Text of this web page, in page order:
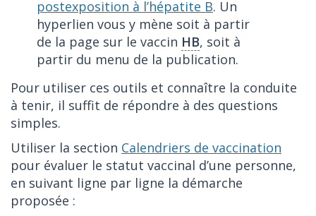
postexposition à l’hépatite B. Un
hyperlien vous y mène soit à partir
de la page sur le vaccin HB, soit à
partir du menu de la publication.
Pour utiliser ces outils et connaître la conduite
à tenir, il suffit de répondre à des questions
simples.
Utiliser la section Calendriers de vaccination
pour évaluer le statut vaccinal d’une personne,
en suivant ligne par ligne la démarche
proposée :